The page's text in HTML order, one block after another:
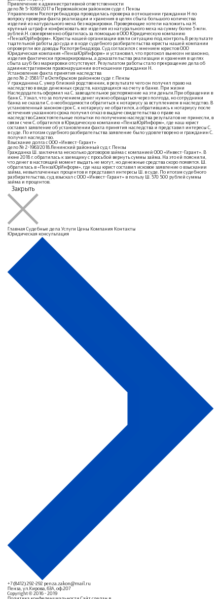
Привлечение к административной ответственности
дело № 5-1089/2017 в Первомайском районном суде г. Пензы
Управлением Роспотребнадзора проводилась проверка в отношении гражданки Н по
вопросу проверки факта реализации и хранения в целях сбыта большого количества
изделий из натурального меха без маркировки. Проверяющие хотели наложить на Н.
крупный штраф и конфисковать все изделия из натурального меха на сумму более 5 млн.
рублей.Н. своевременно обратилась за помощью в ООО Юридическую компанию
«ПензаЮрИнформ». Юристы нашей организации взяли ситуацию под контроль.В результате
тщательной работы до суда и в ходе судебного разбирательства юристы нашей компании
опровергли все доводы Роспотребнадзора. Суд согласился с мнением юристов ООО
Юридическая компания «ПензаЮрИнформ» и установил, что протокол вынесен незаконно,
изделия фактически промаркированы, а доказательства реализации и хранения в целях
сбыта шуб без маркировки отсутствуют. Результатом работы стало прекращение дела об
административном правонарушении в отношении гражданки Н.
Установление факта принятия наследства
дело № 2-3581/17 в Октябрьском районном суде г. Пензы
У гражданина С. умер близкий родственник, в результате чего он получил право на
наследство в виде денежных средств, находящихся на счету в банке. При жизни
Наследодатель оформил на С. завещательное распоряжение на эти деньги.При обращении в
банк С. Узнал, что за получением денег нужно обращаться через полгода, но сотрудники
банка не сказали С. о необходимости обратиться к нотариусу за вступлением в наследство. В
установленный законом срок С. к нотариусу не обратился, а обратившись к нотариусу после
истечения указанного срока получил отказ в выдаче свидетельства о праве на
наследство.Самостоятельные попытки по получению наследства результатов не принесли, в
связи с чем С. обратился в Юридическую компанию «ПензаЮрИнформ», где наш юрист
составил заявление об установлении факта принятия наследства и представил интересы С.
в суде. По итогам судебного разбирательства заявление было удовлетворено и гражданин С.
получил наследство.
Взыскание долга с ООО «Инвест-Гарант»
дело № 2-1963/2018 Ленинский районный суд г. Пензы
Гражданка Ш. заключила несколько договоров займа с компанией ООО «Инвест-Гарант». В
июне 2018 г. обратилась к заемщику с просьбой вернуть суммы займа. На это ей пояснили,
что денег в настоящий момент выдать не могут, но денежные средства скоро появятся. Ш.
обратилась в «ПензаЮрИнформ», где наш юрист составил исковое заявление о взыскании
займа, невыплаченных процентов и представил интересы Ш. в суде. По итогам судебного
разбирательства, суд взыскал с ООО «Инвест-Гарант» в пользу Ш. 570 500 рублей суммы
займа и процентов.
Закрыть
Главная Судебные делаУслуги Цены Компания Контакты
Юридическая консультация
+7 (8412) 292-292penza.zakon@mail.ru
Пенза, ул.Кирова, 63А, оф.207
Copyright © 2016 - 2019